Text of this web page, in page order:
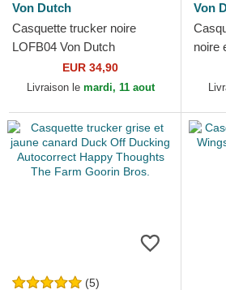
Von Dutch
Casquette trucker noire
LOFB04 Von Dutch
EUR 34,90
Livraison le mardi, 11 aout
Von
noire
(5)